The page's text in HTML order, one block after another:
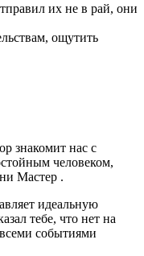
их не в рай, они
ощутить
знакомит нас с
человеком,
Мастер .
идеальную
тебе, что нет на
событиями